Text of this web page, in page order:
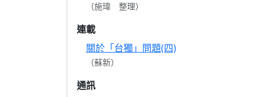
（施瑋 整理）
連載
關於「台獨」問題(四)
（蘇新）
通訊